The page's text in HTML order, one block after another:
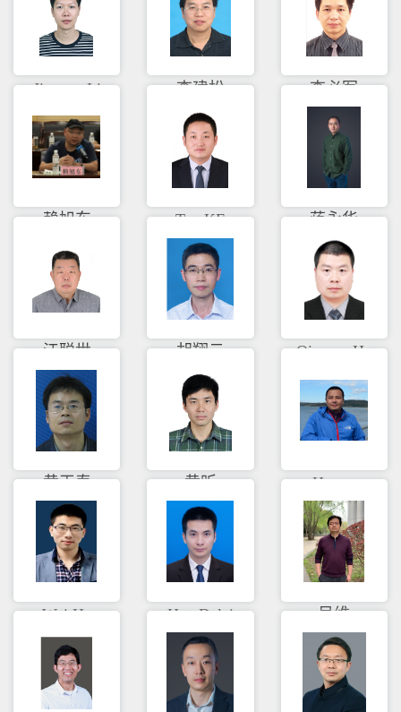
Jiayuan Li 李建松 李必军
赖旭东 Tao KE 蒋永华
江聪世 胡翔云 Qingwu Hu
黄玉春 黄昕
Huang
Xianfeng
Wei He Hao Dalei 呙维